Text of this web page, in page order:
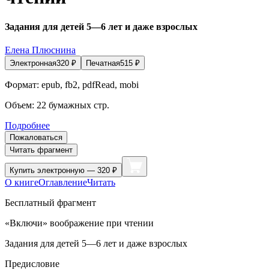
Задания для детей 5—6 лет и даже взрослых
Елена Плюснина
Электронная320 ₽ Печатная515 ₽
Формат: epub, fb2, pdfRead, mobi
Объем: 22 бумажных стр.
Подробнее
Пожаловаться
Читать фрагмент
Купить электронную — 320 ₽
О книгеОглавлениеЧитать
Бесплатный фрагмент
«Включи» воображение при чтении
Задания для детей 5—6 лет и даже взрослых
Предисловие